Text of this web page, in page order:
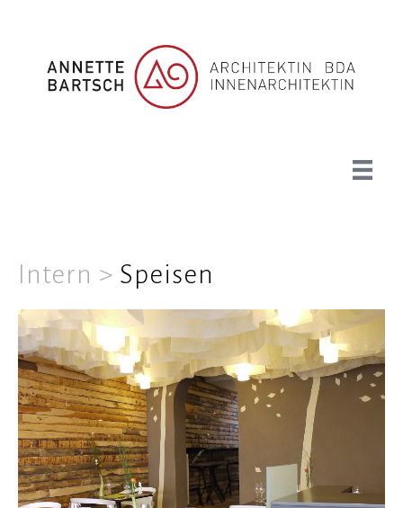
springen
Intern > Speisen